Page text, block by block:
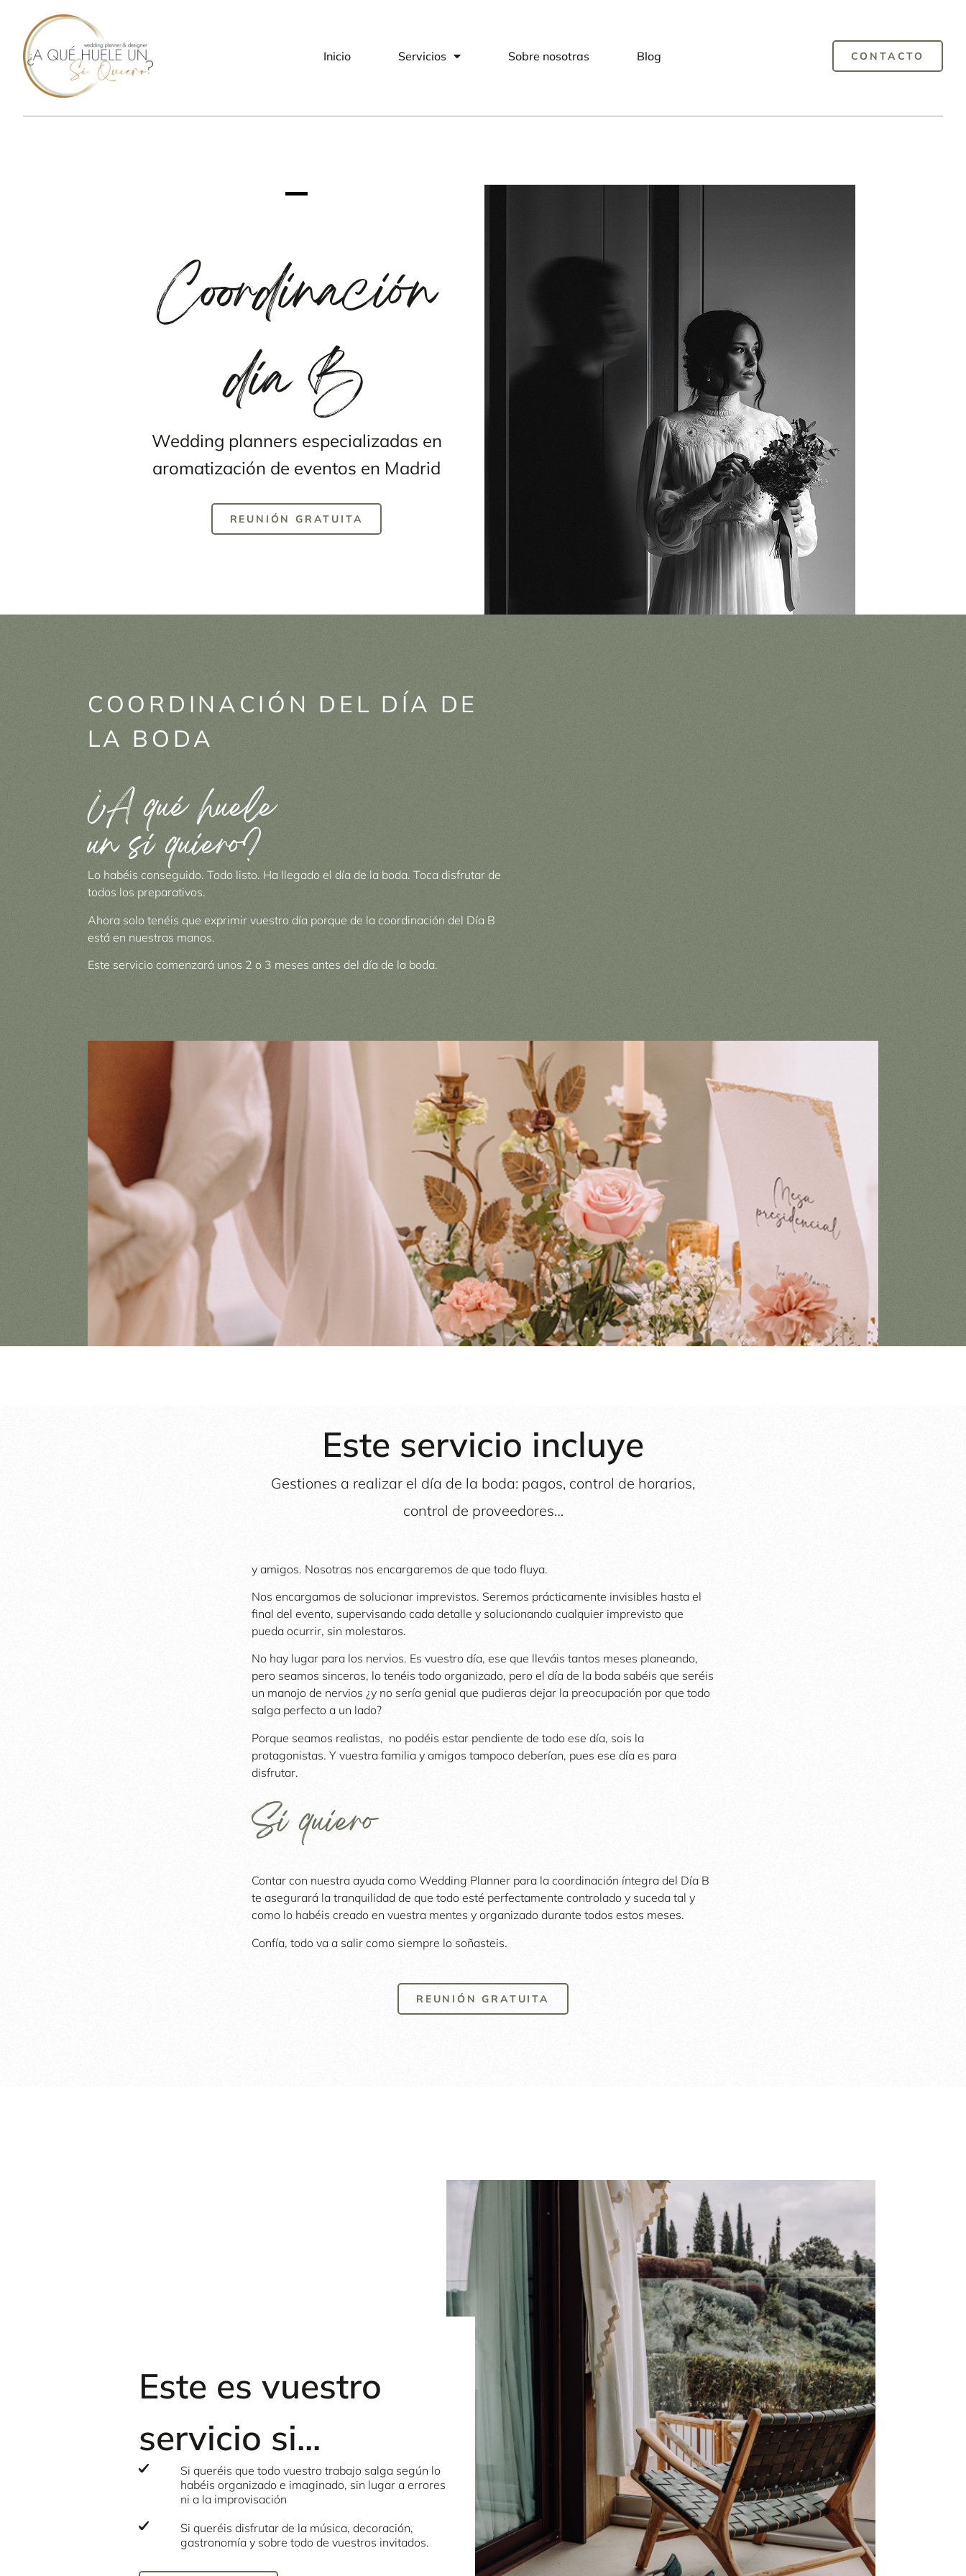
Inicio Servicios Sobre nosotras Blog CONTACTO
Coordinación
día B
Wedding planners especializadas en
aromatización de eventos en Madrid
REUNIÓN GRATUITA
COORDINACIÓN DEL DÍA DE
LA BODA
¿A qué huele
un sí quiero?
Lo habéis conseguido. Todo listo. Ha llegado el día de la boda. Toca disfrutar de
todos los preparativos.
Ahora solo tenéis que exprimir vuestro día porque de la coordinación del Día B
está en nuestras manos.
Este servicio comenzará unos 2 o 3 meses antes del día de la boda.
Este servicio incluye
Gestiones a realizar el día de la boda: pagos, control de horarios,
control de proveedores…
y amigos. Nosotras nos encargaremos de que todo fluya.
Nos encargamos de solucionar imprevistos. Seremos prácticamente invisibles hasta el
final del evento, supervisando cada detalle y solucionando cualquier imprevisto que
pueda ocurrir, sin molestaros.
No hay lugar para los nervios. Es vuestro día, ese que lleváis tantos meses planeando,
pero seamos sinceros, lo tenéis todo organizado, pero el día de la boda sabéis que seréis
un manojo de nervios ¿y no sería genial que pudieras dejar la preocupación por que todo
salga perfecto a un lado?
Porque seamos realistas, no podéis estar pendiente de todo ese día, sois la
protagonistas. Y vuestra familia y amigos tampoco deberían, pues ese día es para
disfrutar.
Sí quiero
Contar con nuestra ayuda como Wedding Planner para la coordinación íntegra del Día B
te asegurará la tranquilidad de que todo esté perfectamente controlado y suceda tal y
como lo habéis creado en vuestra mentes y organizado durante todos estos meses.
Confía, todo va a salir como siempre lo soñasteis.
REUNIÓN GRATUITA
Este es vuestro
servicio si...
Si queréis que todo vuestro trabajo salga según lo
habéis organizado e imaginado, sin lugar a errores
ni a la improvisación
Si queréis disfrutar de la música, decoración,
gastronomía y sobre todo de vuestros invitados.